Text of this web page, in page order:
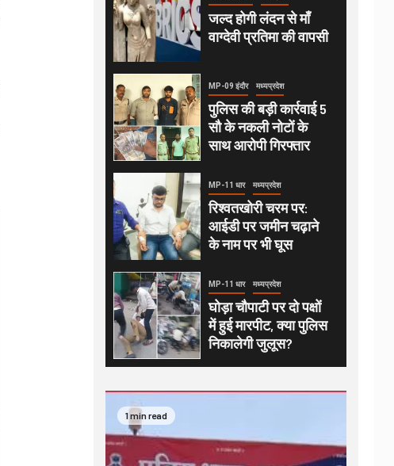
जल्द होगी लंदन से माँ
वाग्देवी प्रतिमा की वापसी
MP-09 इंदौर मध्यप्रदेश
पुलिस की बड़ी कार्रवाई 5
सौ के नकली नोटों के
साथ आरोपी गिरफ्तार
MP-11 धार मध्यप्रदेश
रिश्वतखोरी चरम पर:
आईडी पर जमीन चढ़ाने
के नाम पर भी घूस
MP-11 धार मध्यप्रदेश
घोड़ा चौपाटी पर दो पक्षों
में हुई मारपीट, क्या पुलिस
निकालेगी जुलूस?
1 min read